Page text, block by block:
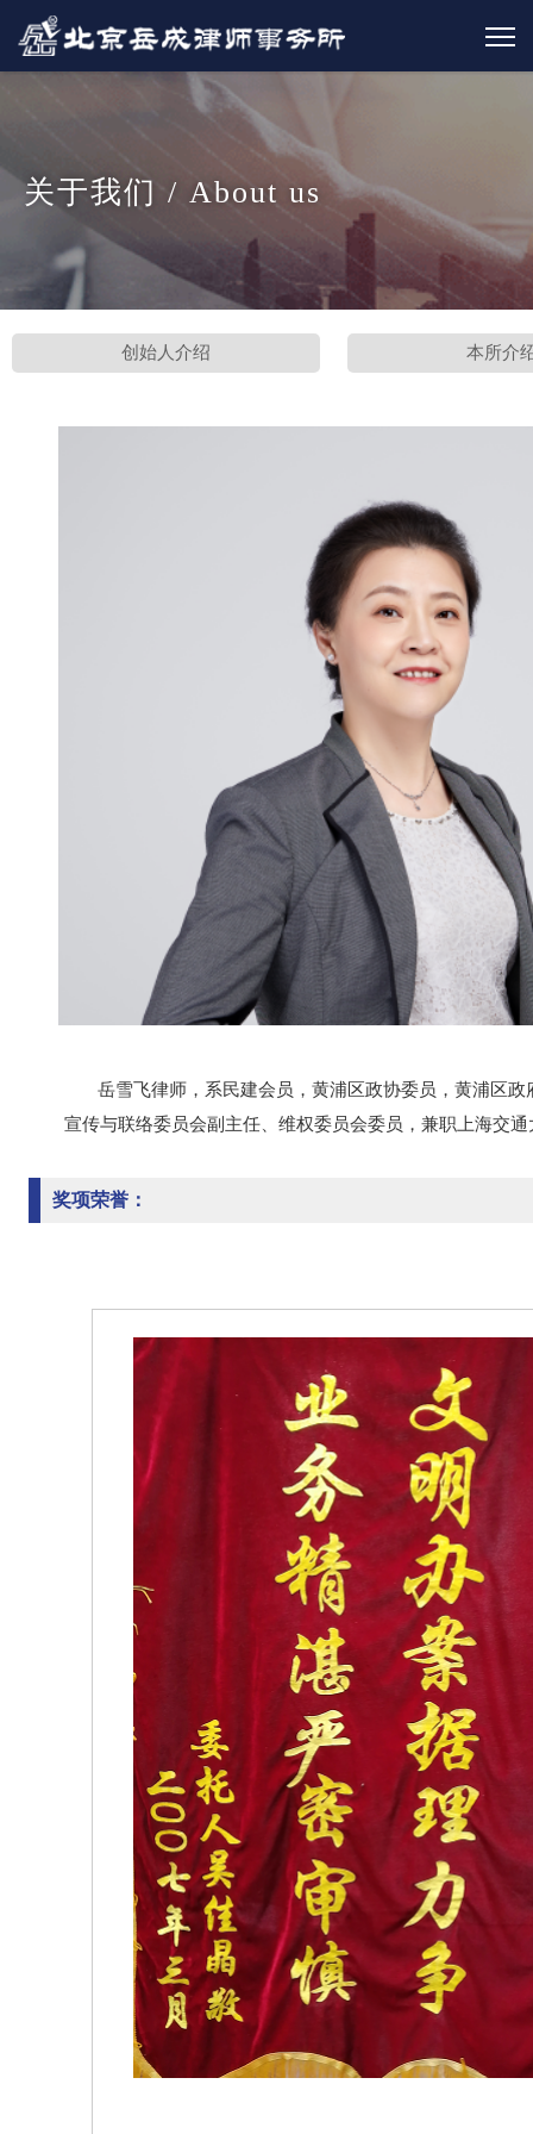
关于我们 / About us
创始人介绍 本所介
岳雪飞律师，系民建会员，黄浦区政协委员，黄浦区
宣传与联络委员会副主任、维权委员会委员，兼职上海交
奖项荣誉：